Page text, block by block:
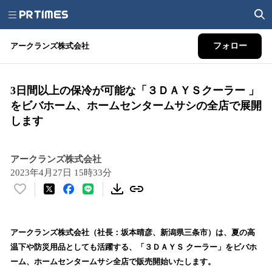
アークランズ株式会社 フォロー
3日間以上の保冷が可能な「３ＤＡＹＳクーラー 」
をビバホーム、ホームセンタームサシの全店で展開
します
アークランズ株式会社
2023年4月27日 15時33分
い
！
数
を
アークランズ株式会社（社長：坂本晴彦、新潟県三条市）は、夏の高
温下や防災用品としても活躍する、「３ＤＡＹＳ クーラー」をビバホ
ーム、ホームセンタームサシ全店で販売開始いたします。